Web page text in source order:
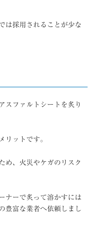
は採用されることが少な
スファルトシートを炙り
リットです。
め、火災やケガのリスク
ナーで炙って溶かすには
豊富な業者へ依頼しまし